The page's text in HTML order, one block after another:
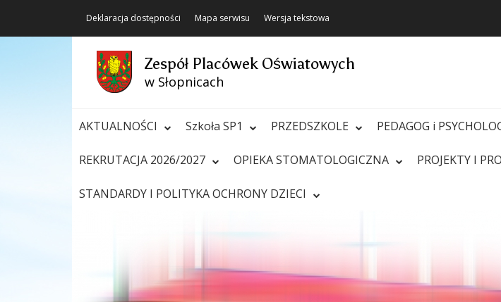
Deklaracja dostępności Mapa serwisu Wersja tekstowa
Zespół Placówek Oświatowych
w Słopnicach
AKTUALNOŚCI Szkoła SP1 PRZEDSZKOLE PEDAGOG i
REKRUTACJA 2026/2027 OPIEKA STOMATOLOGICZNA PROJEKTY I
STANDARDY I POLITYKA OCHRONY DZIECI